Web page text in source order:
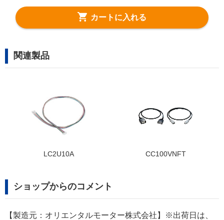
カートに入れる
関連製品
LC2U10A CC100VNFT
ショップからのコメント
【製造元：オリエンタルモーター株式会社】※出荷日は、